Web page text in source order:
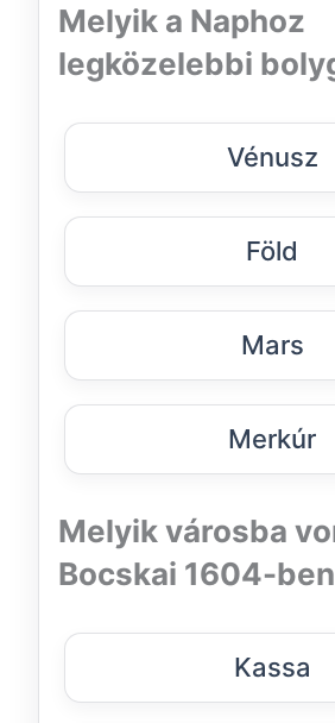
Melyik a Naphoz
legközelebbi
Vénusz
Föld
Mars
Merkúr
Melyik városba
Bocskai 1604-
Kassa